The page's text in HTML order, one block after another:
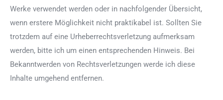
Werke verwendet werden oder in nachfolgender Übersicht,
wenn erstere Möglichkeit nicht praktikabel ist. Sollten Sie
trotzdem auf eine Urheberrechtsverletzung aufmerksam
werden, bitte ich um einen entsprechenden Hinweis. Bei
Bekanntwerden von Rechtsverletzungen werde ich diese
Inhalte umgehend entfernen.